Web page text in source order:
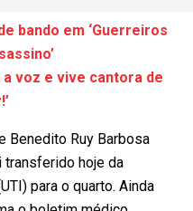
bando em ‘Guerreiros
voz e vive cantora de
Benedito Ruy Barbosa
hoje da
para o quarto. Ainda